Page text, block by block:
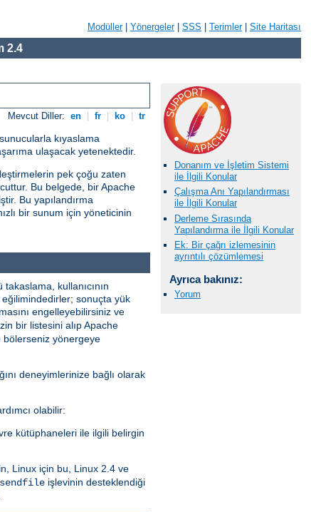
Modüller| Yönergeler| SSS Terimler| Site Haritası
2.4
Mevcut Diller: en fr ko tr
kıyaslama
ulaşacak yetenektedir.
pek çoğu zaten
Bu belgede, bir Apache
Bu yapılandırma
bir sunum için yöneticinin
Donanım ve İşletim Sistemi
ile İlgili Konular
Çalışma Anı Yapılandırması
ile İlgili Konular
Derleme Sırasında
Yapılandırma ile İlgili Konular
Ek: Bir çağrı izlemesinin
ayrıntılı çözümlemesi
Ayrıca bakınız:
Yorum
kullanıcının
sonuçta yük
engelleyebilirsiniz ve
bir listesini alıp Apache
bölerseniz yönergeye
deneyimlerinize bağlı olarak
olabilir:
kütüphaneleri ile ilgili belirgin
Linux için bu, Linux 2.4 ve
sendfile işlevinin desteklendiği